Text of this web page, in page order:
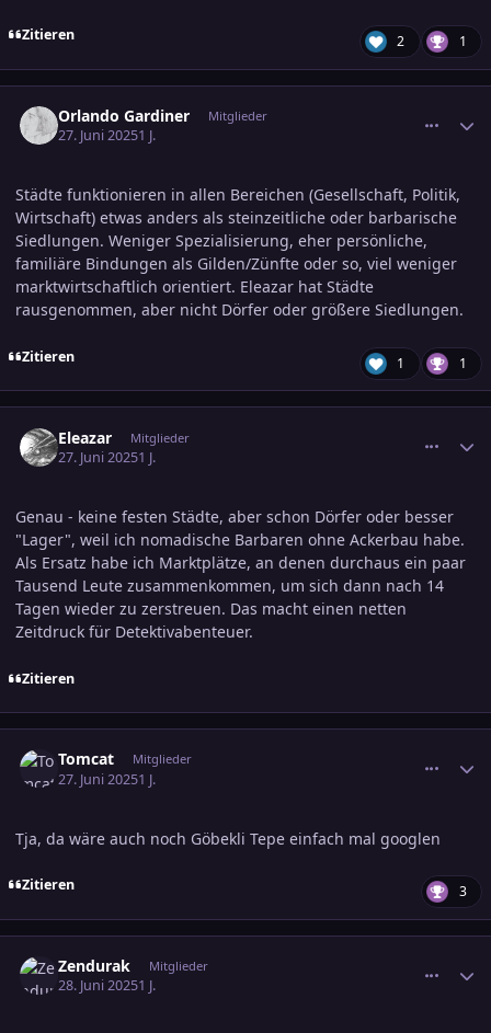
Zitieren 2 1
Orlando Gardiner Mitglieder
27. Juni 20251 J.
Städte funktionieren in allen Bereichen (Gesellschaft, Politik,
Wirtschaft) etwas anders als steinzeitliche oder barbarische
Siedlungen. Weniger Spezialisierung, eher persönliche,
familiäre Bindungen als Gilden/Zünfte oder so, viel weniger
marktwirtschaftlich orientiert. Eleazar hat Städte
rausgenommen, aber nicht Dörfer oder größere Siedlungen.
Zitieren 1 1
Eleazar Mitglieder
27. Juni 20251 J.
Genau - keine festen Städte, aber schon Dörfer oder besser
"Lager", weil ich nomadische Barbaren ohne Ackerbau habe.
Als Ersatz habe ich Marktplätze, an denen durchaus ein paar
Tausend Leute zusammenkommen, um sich dann nach 14
Tagen wieder zu zerstreuen. Das macht einen netten
Zeitdruck für Detektivabenteuer.
Zitieren
Tomcat Mitglieder
27. Juni 20251 J.
Tja, da wäre auch noch Göbekli Tepe einfach mal googlen
Zitieren 3
Zendurak Mitglieder
28. Juni 20251 J.